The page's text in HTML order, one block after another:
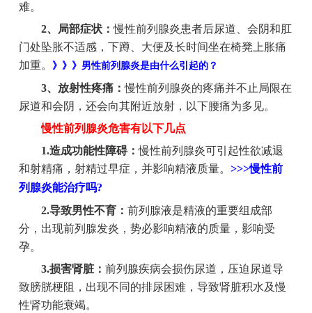
难。
2、局部症状：慢性前列腺炎患者后尿道、会阴和肛
门处坠胀不适感，下蹲、大便及长时间坐在椅凳上胀痛
加重。
》》》男性前列腺炎是由什么引起的？
3、放射性疼痛：慢性前列腺炎的疼痛并不止局限在
尿道和会阴，还会向其附近放射，以下腰痛为多见。
慢性前列腺炎危害有以下几点
1.造成功能性障碍：慢性前列腺炎可引起性欲减退
和射精痛，射精过早症，并影响精液质量。 >>>慢性前
列腺炎能治疗吗?
2.导致男性不育： 前列腺液是精液的重要组成部
分，出现前列腺发炎，势必影响精液的质量，影响受
孕。
3.损害肾脏： 前列腺疾病会损伤尿道，压迫尿道导
致膀胱梗阻，出现不同的排尿困难，导致肾脏积水及慢
性肾功能衰竭。